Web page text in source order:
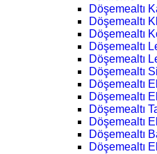
Döşemealtı
Döşemealtı
Döşemealtı
Döşemealtı
Döşemealtı
Döşemealtı
Döşemealtı
Döşemealtı
Döşemealtı
Döşemealtı
Döşemealtı
Döşemealtı